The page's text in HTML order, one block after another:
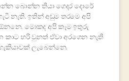
බොන්න තියා ගෙදර දොරේ
නැති. ඉතින් අඩුම තරමෙ අපි
මොකද අපි කෑම ඉතුරු
හරි වුනත් ඒවා අරගෙන නැති
ලැබෙන්නෙ.